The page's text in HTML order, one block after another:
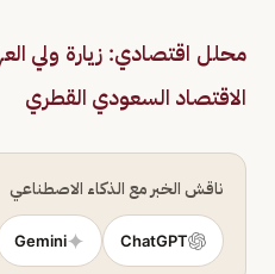
محلل اقتصادي: زيارة ولي
الاقتصاد السعودي القطري
ناقش الخبر مع الذكاء الاصطناعي
ChatGPT
Gemini